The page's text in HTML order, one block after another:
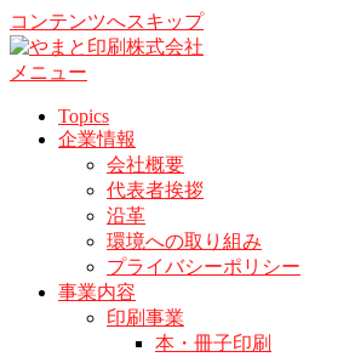
コンテンツへスキップ
メニュー
Topics
企業情報
会社概要
代表者挨拶
沿革
環境への取り組み
プライバシーポリシー
事業内容
印刷事業
本・冊子印刷